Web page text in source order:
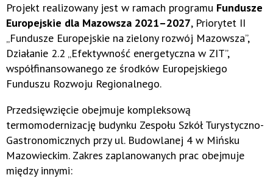
Projekt realizowany jest w ramach programu Fundusze
Europejskie dla Mazowsza 2021–2027, Priorytet II
„Fundusze Europejskie na zielony rozwój Mazowsza”,
Działanie 2.2 „Efektywność energetyczna w ZIT”,
współfinansowanego ze środków Europejskiego
Funduszu Rozwoju Regionalnego.
Przedsięwzięcie obejmuje kompleksową
termomodernizację budynku Zespołu Szkół Turystyczno-
Gastronomicznych przy ul. Budowlanej 4 w Mińsku
Mazowieckim. Zakres zaplanowanych prac obejmuje
między innymi: